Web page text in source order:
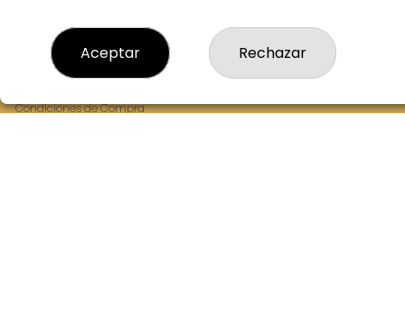
Aviso Legal
Política de Privacidad
Condiciones de Compra
Aceptar Rechazar